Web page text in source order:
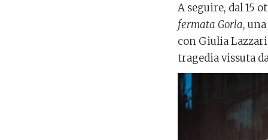
A seguire, dal 15
fermata Gorla,
con Giulia
tragedia vissuta